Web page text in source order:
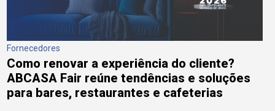
Fornecedores
Como renovar a experiência do cliente?
ABCASA Fair reúne tendências e soluções
para bares, restaurantes e cafeterias